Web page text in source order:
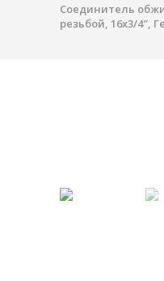
Соединитель
резьбой, 16х3/4″,